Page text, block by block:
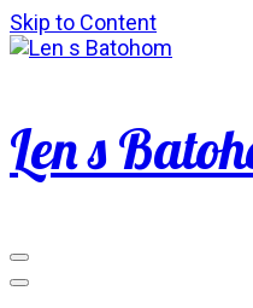
Skip to Content
Len s